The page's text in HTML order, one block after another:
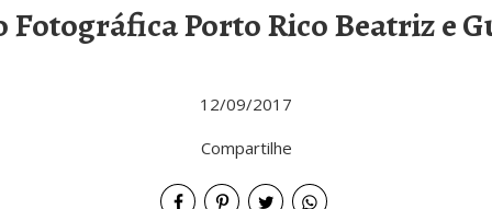
Fotográfica Porto Rico Beatriz e
12/09/2017
Compartilhe